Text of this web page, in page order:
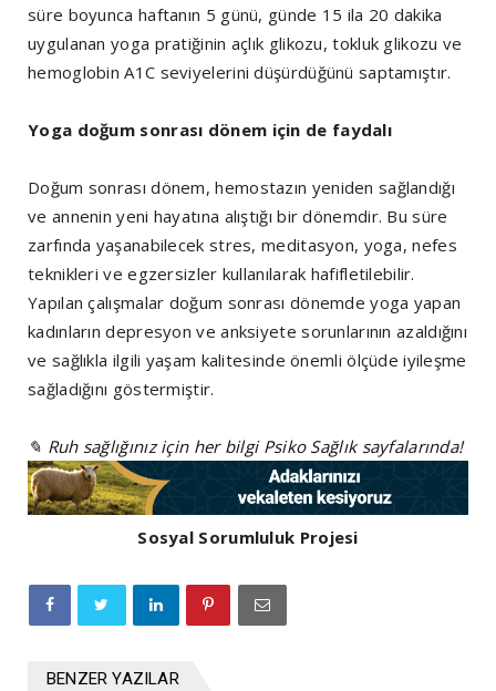
süre boyunca haftanın 5 günü, günde 15 ila 20 dakika
uygulanan yoga pratiğinin açlık glikozu, tokluk glikozu ve
hemoglobin A1C seviyelerini düşürdüğünü saptamıştır.
Yoga doğum sonrası dönem için de faydalı
Doğum sonrası dönem, hemostazın yeniden sağlandığı
ve annenin yeni hayatına alıştığı bir dönemdir. Bu süre
zarfında yaşanabilecek stres, meditasyon, yoga, nefes
teknikleri ve egzersizler kullanılarak hafifletilebilir.
Yapılan çalışmalar doğum sonrası dönemde yoga yapan
kadınların depresyon ve anksiyete sorunlarının azaldığını
ve sağlıkla ilgili yaşam kalitesinde önemli ölçüde iyileşme
sağladığını göstermiştir.
✎ Ruh sağlığınız için her bilgi Psiko Sağlık sayfalarında!
Sosyal Sorumluluk Projesi
BENZER YAZILAR